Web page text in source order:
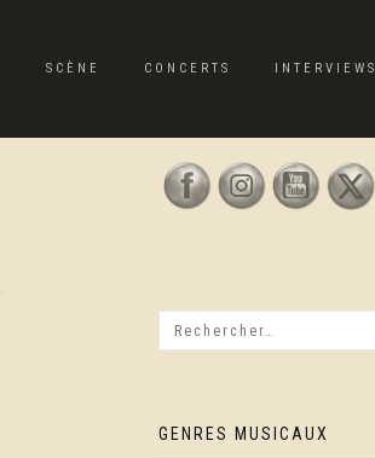
SCÈNE CONCERTS INTERVIEWS
GENRES MUSICAUX